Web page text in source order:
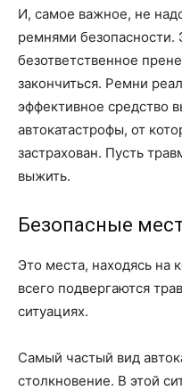
И, самое важное, не
ремнями
безответственное
закончиться. Ремни
эффективное средство
автокатастрофы, от
застрахован. Пусть
выжить.
Безопасные
Это места, находясь на
всего подвергаются
ситуациях.
Самый частый вид
столкновение. В этой